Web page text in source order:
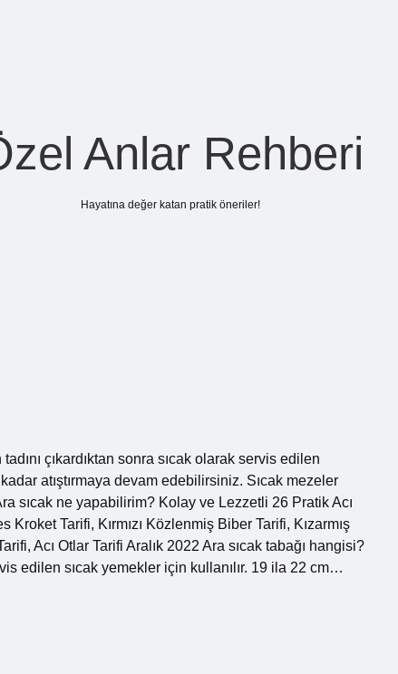
Anlar Rehberi
Hayatına değer katan pratik öneriler!
çıkardıktan sonra sıcak olarak servis edilen
atıştırmaya devam edebilirsiniz. Sıcak mezeler
sıcak ne yapabilirim? Kolay ve Lezzetli 26 Pratik Acı
Tarifi, Kırmızı Közlenmiş Biber Tarifi, Kızarmış
Acı Otlar Tarifi Aralık 2022 Ara sıcak tabağı hangisi?
edilen sıcak yemekler için kullanılır. 19 ila 22 cm…